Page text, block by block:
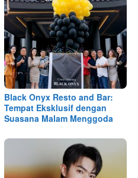
Black Onyx Resto and Bar:
Tempat Eksklusif dengan
Suasana Malam Menggoda